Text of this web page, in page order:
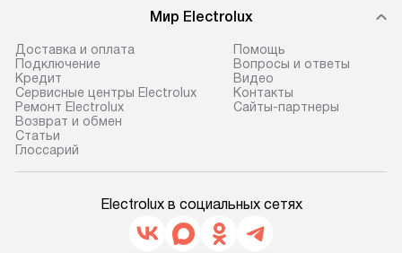
Мир Electrolux
Доставка и оплата
Подключение
Кредит
Сервисные центры Electrolux
Ремонт Electrolux
Возврат и обмен
Cтатьи
Глоссарий
Помощь
Вопросы и ответы
Видео
Контакты
Сайты-партнеры
Electrolux в социальных сетях